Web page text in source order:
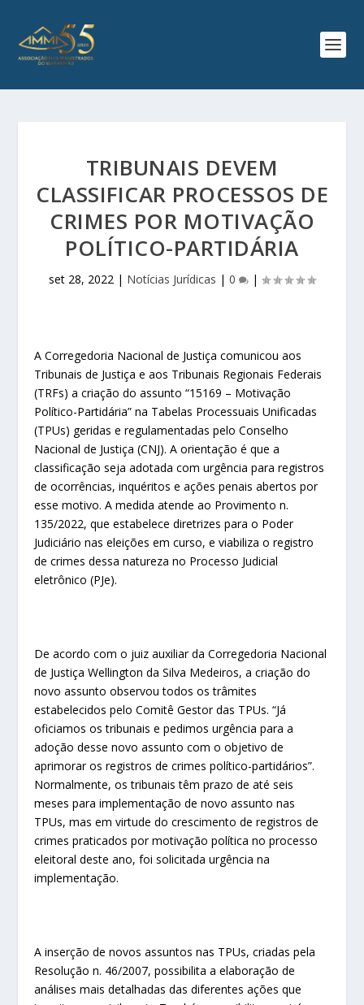
TRIBUNAIS DEVEM
CLASSIFICAR PROCESSOS DE
CRIMES POR MOTIVAÇÃO
POLÍTICO-PARTIDÁRIA
set 28, 2022 | Notícias Jurídicas | 0 |
A Corregedoria Nacional de Justiça comunicou aos
Tribunais de Justiça e aos Tribunais Regionais Federais
(TRFs) a criação do assunto “15169 – Motivação
Político-Partidária” na Tabelas Processuais Unificadas
(TPUs) geridas e regulamentadas pelo Conselho
Nacional de Justiça (CNJ). A orientação é que a
classificação seja adotada com urgência para registros
de ocorrências, inquéritos e ações penais abertos por
esse motivo. A medida atende ao Provimento n.
135/2022, que estabelece diretrizes para o Poder
Judiciário nas eleições em curso, e viabiliza o registro
de crimes dessa natureza no Processo Judicial
eletrônico (PJe).
De acordo com o juiz auxiliar da Corregedoria Nacional
de Justiça Wellington da Silva Medeiros, a criação do
novo assunto observou todos os trâmites
estabelecidos pelo Comitê Gestor das TPUs. “Já
oficiamos os tribunais e pedimos urgência para a
adoção desse novo assunto com o objetivo de
aprimorar os registros de crimes político-partidários”.
Normalmente, os tribunais têm prazo de até seis
meses para implementação de novo assunto nas
TPUs, mas em virtude do crescimento de registros de
crimes praticados por motivação política no processo
eleitoral deste ano, foi solicitada urgência na
implementação.
A inserção de novos assuntos nas TPUs, criadas pela
Resolução n. 46/2007, possibilita a elaboração de
análises mais detalhadas das diferentes ações que